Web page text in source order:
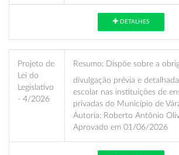
DETALHES
Projeto de
Lei do
Legislativo
- 4/2026
Resumo: Dispõe sobre a
divulgação prévia e
escolar nas instituições de
privadas do Município de
Autoria: Roberto Antônio
Aprovado em 01/06/2026